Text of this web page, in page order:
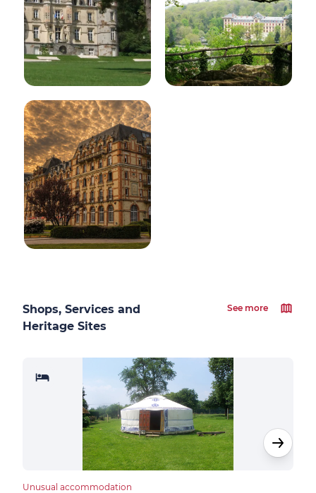
Shops, Services and
Heritage Sites
See more
Unusual accommodation